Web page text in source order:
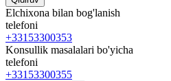
Elchixona bilan bog'lanish
telefoni
+33153300353
Konsullik masalalari bo'yicha
telefoni
+33153300355